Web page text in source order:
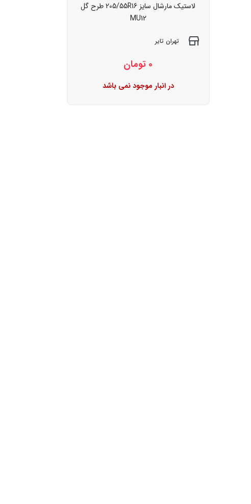
لاستیک مارشال سایز 205/55R16 طرح گل
MU12
تهران تایر
0 تومان
در انبار موجود نمی باشد